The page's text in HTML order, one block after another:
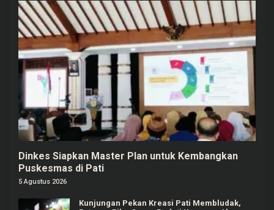
Dinkes Siapkan Master Plan untuk Kembangkan
Puskesmas di Pati
5 Agustus 2026
Kunjungan Pekan Kreasi Pati Membludak,